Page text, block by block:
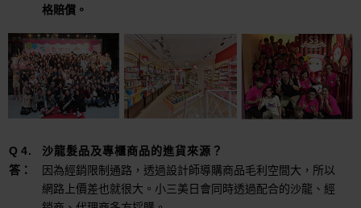
格賠償。
沙龍髮品及專櫃商品的進貨來源？
因為經銷限制通路，透過設計師導購商品毛利空間大，所以
網路上價差也就很大。小三美日會同時透過配合的沙龍、經